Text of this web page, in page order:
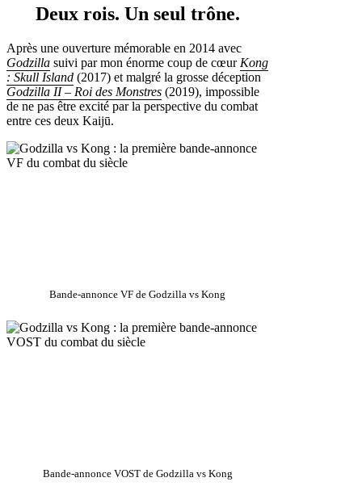
Deux rois. Un seul trône.
Après une ouverture mémorable en 2014 avec
Godzilla suivi par mon énorme coup de cœur Kong
: Skull Island (2017) et malgré la grosse déception
Godzilla II – Roi des Monstres (2019), impossible
de ne pas être excité par la perspective du combat
entre ces deux Kaijū.
Bande-annonce VF de Godzilla vs Kong
Bande-annonce VOST de Godzilla vs Kong